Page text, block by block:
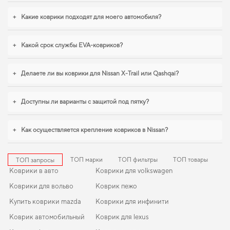
быстро решить задачу без лишних хлопот. Продуманная защита пола
начинается с правильного выбора,
усилий. Мы всегда готовы поддерживать вас в уходе за автомобилем и
+ Какие коврики подходят для моего автомобиля?
+ Какой срок службы EVA-ковриков?
+ Делаете ли вы коврики для Nissan X-Trail или Qashqai?
+ Доступны ли варианты с защитой под пятку?
+ Как осуществляется крепление ковриков в Nissan?
ТОП запросы ТОП марки ТОП фильтры ТОП товары
Коврики в авто
Коврики для вольво
Купить коврики mazda
Коврик автомобильный
Коврики для volkswagen
Коврик пежо
Коврики для инфинити
Коврик для lexus